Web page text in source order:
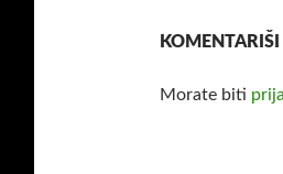
KOMENTARIŠI
Morate biti